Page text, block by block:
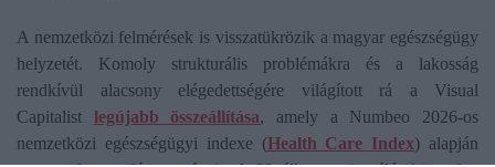
A nemzetközi felmérések is visszatükrözik a magyar egészségügy
helyzetét. Komoly strukturális problémákra és a lakosság
rendkívül alacsony elégedettségére világított rá a Visual
Capitalist legújabb összeállítása, amely a Numbeo 2026-os
nemzetközi egészségügyi indexe (Health Care Index) alapján